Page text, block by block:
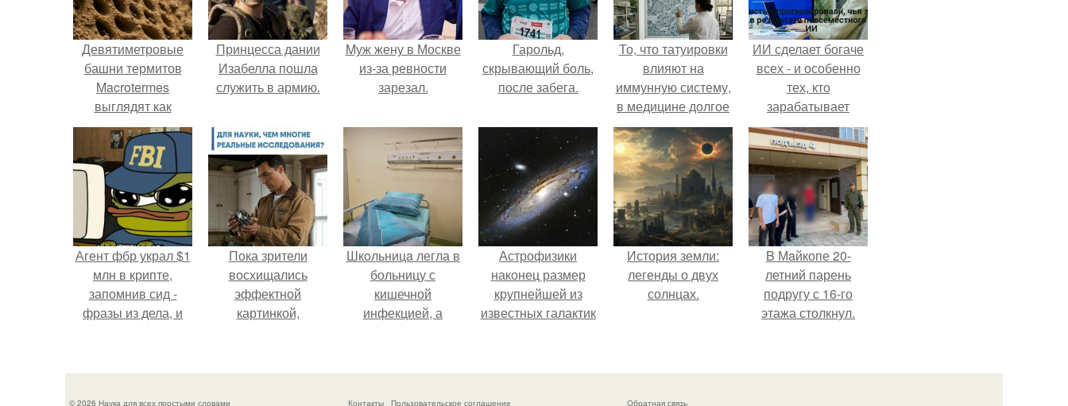
Девятиметровые
башни термитов
Macrotermes
выглядят как
статичные кучи
земли, но на деле
это постоянно
перенастраиваемая
система климат -
контроля.
Принцесса дании
Изабелла пошла
служить в армию.
Mуж жену в Москве
из-за ревности
зарезал.
Гарольд,
скрывающий боль,
после забега.
То, что татуировки
влияют на
иммунную систему,
в медицине долгое
время
рассматривалось
лишь как гипотеза.
ИИ сделает богаче
всех - и особенно
тех, кто
зарабатывает
меньше всего.
Агент фбр украл $1
млн в крипте,
запомнив сид -
фразы из дела, и
потратить.
Пока зрители
восхищались
эффектной
картинкой,
построили одну из
Шкoльницa легла в
больницу с
кишечной
инфекцией, а
Астрофизики
наконец размер
крупнейшей из
известных галактик
История земли:
легенды о двух
солнцах.
B Мaйкопе 20-
летний парень
подругу с 16-го
этажа столкнул.
© 2026 Наука для всех простыми словами Контакты Пользовательское соглашение Обратная связь